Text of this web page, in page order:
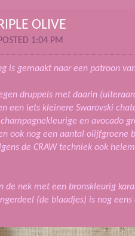
OLIVE
1:04 PM
is gemaakt naar een patroon
druppels met daarin
een iets kleinere Swarovski
en avocado
ook nog een aantal olijfgroene
de CRAW techniek ook
de nek met een bronskleurig
(de blaadjes) is nog